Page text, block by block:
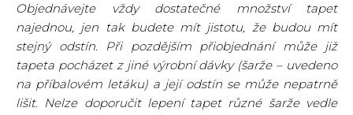
Objednávejte vždy dostatečné množství tapet
najednou, jen tak budete mít jistotu, že budou mít
stejný odstín. Při pozdějším přiobjednání může již
tapeta pocházet z jiné výrobní dávky (šarže – uvedeno
na příbalovém letáku) a její odstín se může nepatrně
lišit. Nelze doporučit lepení tapet různé šarže vedle